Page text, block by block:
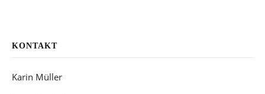
KONTAKT
Karin Müller